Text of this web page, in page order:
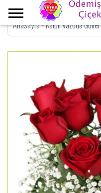
Anasayfa>Kalpli Vazoda Güller